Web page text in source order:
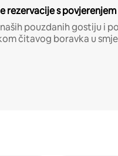
rezervacije s povjerenjem
pouzdanih gostiju i
čitavog boravka u